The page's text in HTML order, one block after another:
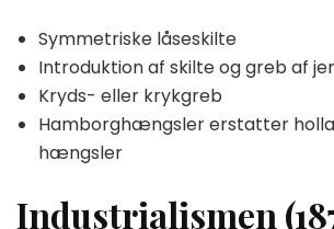
Symmetriske låseskilte
Introduktion af skilte og greb af
Kryds- eller krykgreb
Hamborghængsler erstatter
hængsler
Industrialismen